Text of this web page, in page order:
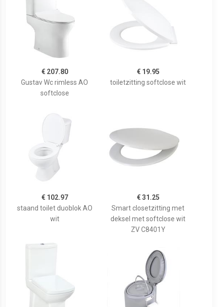
€ 207.80
Gustav Wc rimless AO
softclose
€ 19.95
toiletzitting softclose wit
€ 102.97
staand toilet duoblok AO
wit
€ 31.25
Smart closetzitting met
deksel met softclose wit
ZV C8401Y